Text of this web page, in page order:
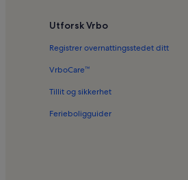
Ferieboliger i Gambetta-
Ferieboliger i California - Pezou
Ferieboliger i Mougins
Ferieboliger i Handi plage
Ferieboliger i Iles de Lerins
Utforsk Vrbo
Registrer overnattingsstedet ditt
VrboCare™
Tillit og sikkerhet
Ferieboligguider